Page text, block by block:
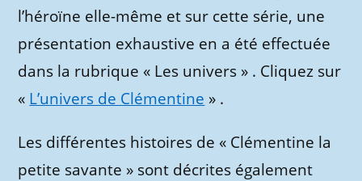
l’héroïne elle-même et sur cette série, une
présentation exhaustive en a été effectuée
dans la rubrique « Les univers » . Cliquez sur
« L’univers de Clémentine » .
Les différentes histoires de « Clémentine la
petite savante » sont décrites également